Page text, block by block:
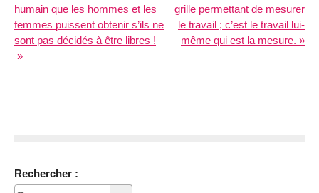
humain que les hommes et les
femmes puissent obtenir s’ils ne
sont pas décidés à être libres !
grille permettant de mesurer
le travail ; c’est le travail lui-
même qui est la mesure.
Rechercher :